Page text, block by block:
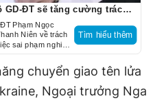
Sai phạm trong thi cử: Bộ GD-ĐT sẽ tăng cường trách nhiệm quản trị rủi ro
Phạm Ngọc
Niên về trách
sai phạm nghiêm
ở Tuyên Quang
Tìm hiểu thêm
chuyển giao tên lửa
Ngoại trưởng Nga